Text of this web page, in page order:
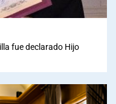
fue declarado Hijo